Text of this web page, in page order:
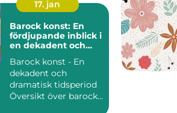
17. jan
Barock konst: En
fördjupande inblick i
en dekadent och
Barock konst - En
dekadent och
dramatisk tidsperiod
Översikt över barock